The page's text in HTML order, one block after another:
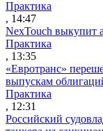
Практика
, 14:47
NexTouch выкупит
Практика
, 13:35
«Евротранс»
выпускам
Практика
, 12:31
Российский